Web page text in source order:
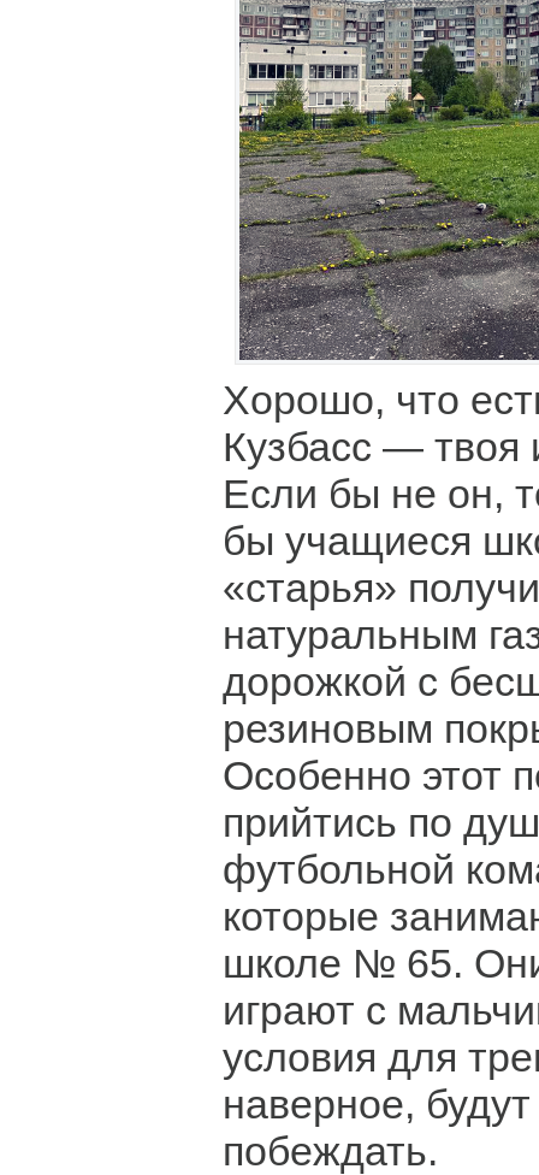
Хорошо, что
Кузбасс — твоя
Если бы не он,
бы учащиеся
«старья»
натуральным
дорожкой с
резиновым
Особенно этот
прийтись по
футбольной
которые
школе № 65.
играют с
условия для
наверное,
побеждать.